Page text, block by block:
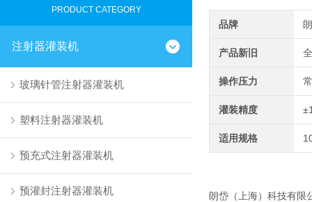
PRODUCT CATEGORY
注射器灌装机
玻璃针管注射器灌装机
塑料注射器灌装机
预充式注射器灌装机
预灌封注射器灌装机
品牌
产品新旧
操作压力
灌装精度
适用规格
朗岱（上海）科技有限